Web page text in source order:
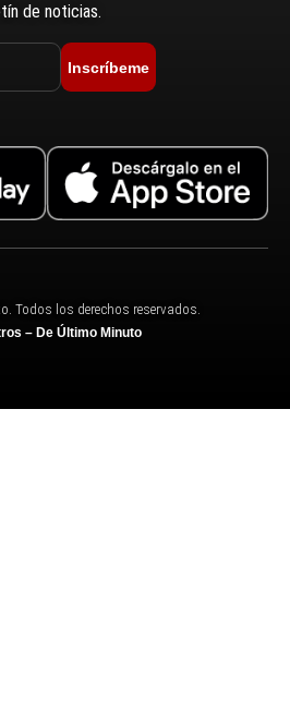
de noticias.
Inscríbeme
Todos los derechos reservados.
– De Último Minuto